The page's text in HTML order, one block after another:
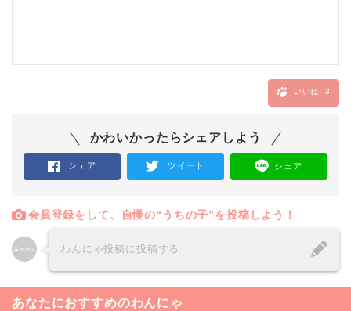
いいね 3
かわいかったらシェアしよう
シェア ツイート シェア
会員登録をして、自慢の“うちの子”を投稿しよう！
わんにゃ投稿に投稿する
あなたにおすすめのわんにゃ